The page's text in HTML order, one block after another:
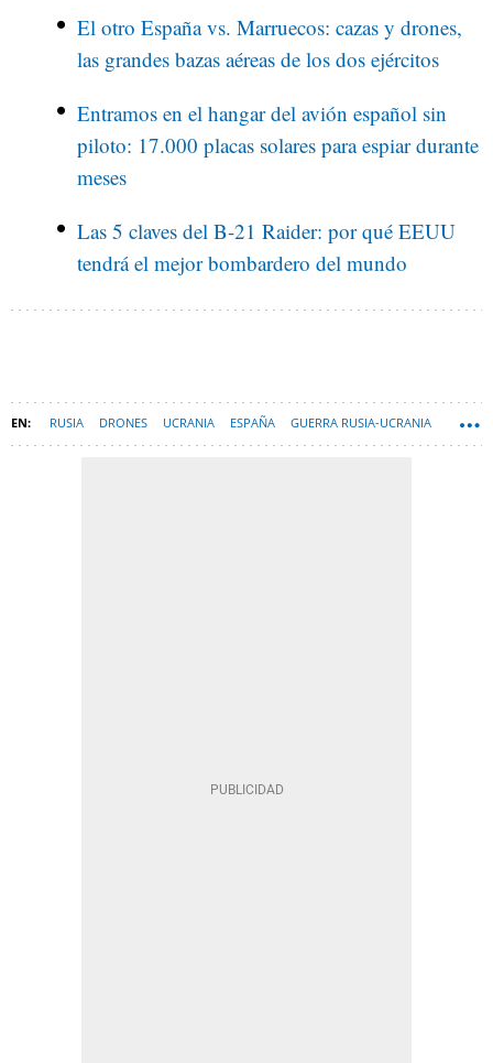
El otro España vs. Marruecos: cazas y drones,
las grandes bazas aéreas de los dos ejércitos
Entramos en el hangar del avión español sin
piloto: 17.000 placas solares para espiar durante
meses
Las 5 claves del B-21 Raider: por qué EEUU
tendrá el mejor bombardero del mundo
RUSIA DRONES UCRANIA ESPAÑA GUERRA RUSIA-UCRANIA